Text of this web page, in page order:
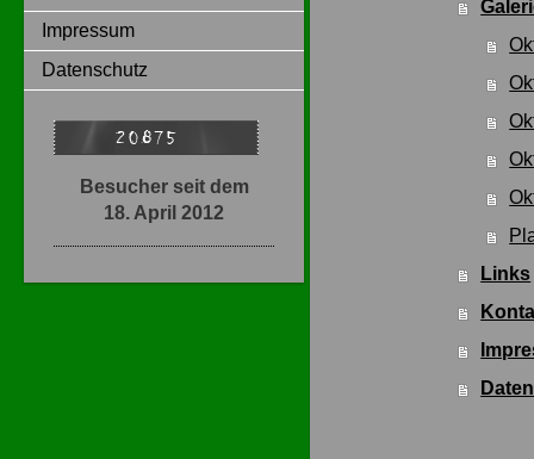
Impressum
Datenschutz
Besucher seit dem
18. April 2012
Links